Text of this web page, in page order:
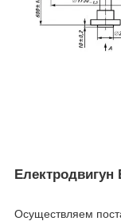
Електродвигун
Осуществляем